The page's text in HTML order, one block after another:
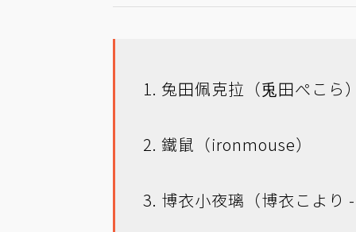
1. 兔田佩克拉（兎田ぺこら）
2. 鐵鼠（ironmouse）
3. 博衣小夜璃（博衣こより -